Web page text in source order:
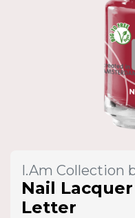
I.Am Collection
Nail
Letter